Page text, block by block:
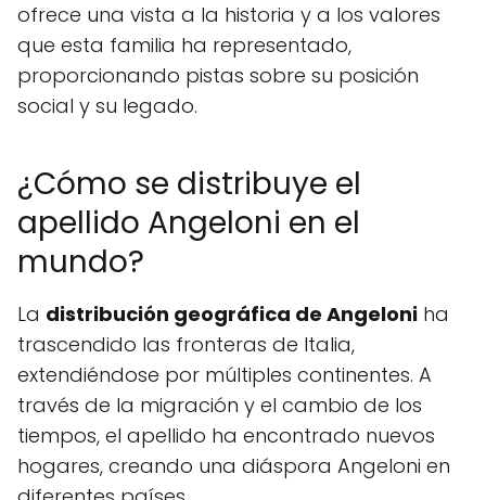
ofrece una vista a la historia y a los valores
que esta familia ha representado,
proporcionando pistas sobre su posición
social y su legado.
¿Cómo se distribuye el
apellido Angeloni en el
mundo?
La distribución geográfica de Angeloni ha
trascendido las fronteras de Italia,
extendiéndose por múltiples continentes. A
través de la migración y el cambio de los
tiempos, el apellido ha encontrado nuevos
hogares, creando una diáspora Angeloni en